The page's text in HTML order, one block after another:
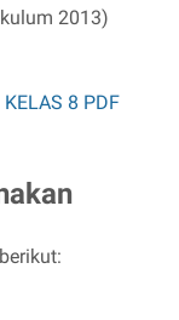
2013)
KELAS 8 PDF